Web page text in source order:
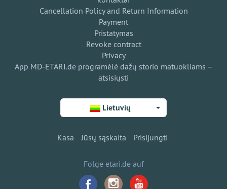
Cancellation Policy and Return Information
Payment
Pristatymas
Revoke contract
Privacy
App MD-ETARI.de programėlė dažų storio matuokliams –
atsisiųsti
Lietuvių
Kasa Jūsų sąskaita Prisijungti
Folge etari.de auf